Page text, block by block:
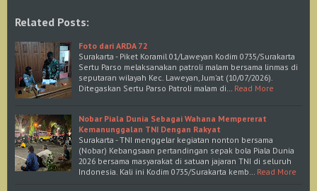
Related Posts:
Foto dari ARDA 72
Surakarta - Piket Koramil 01/Laweyan Kodim 0735/Surakarta
Sertu Parso melaksanakan patroli malam bersama linmas di
seputaran wilayah Kec. Laweyan, Jum'at (10/07/2026).
Ditegaskan Sertu Parso Patroli malam di… Read More
Nobar Piala Dunia Sebagai Wahana Mempererat
Kemanunggalan TNI Dengan Rakyat
Surakarta - TNI menggelar kegiatan nonton bersama
(Nobar) Kebangsaan pertandingan sepak bola Piala Dunia
2026 bersama masyarakat di satuan jajaran TNI di seluruh
Indonesia. Kali ini Kodim 0735/Surakarta kemb… Read More